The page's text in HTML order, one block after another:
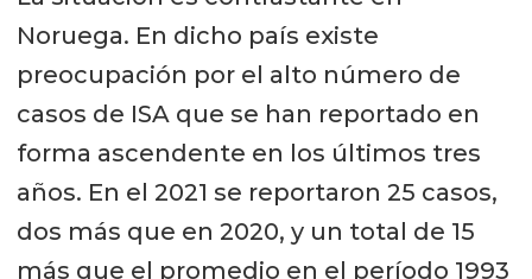
Noruega. En dicho país existe
preocupación por el alto número de
casos de ISA que se han reportado en
forma ascendente en los últimos tres
años. En el 2021 se reportaron 25 casos,
dos más que en 2020, y un total de 15
más que el promedio en el período 1993